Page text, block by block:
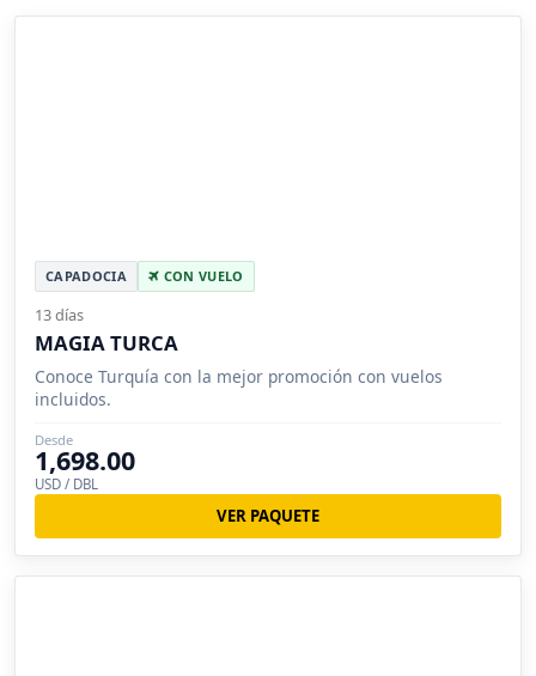
CAPADOCIA CON VUELO
13 días
MAGIA TURCA
Conoce Turquía con la mejor promoción con vuelos
incluidos.
Desde
1,698.00
USD / DBL
VER PAQUETE